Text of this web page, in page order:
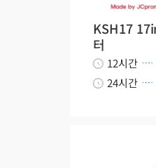
KSH17
터
12시간
24시간